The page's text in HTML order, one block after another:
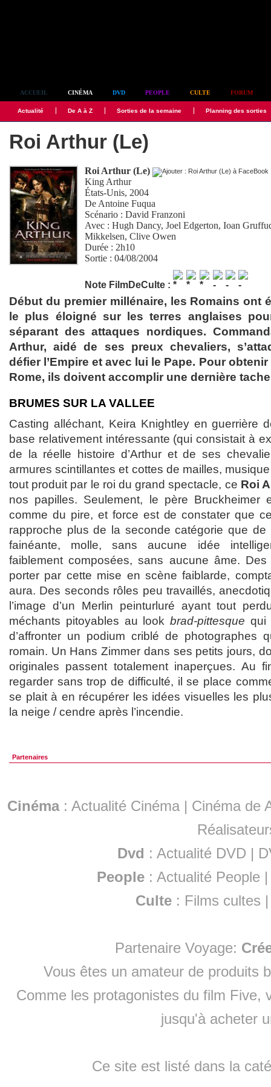
ACCUEIL CINÉMA DVD PEOPLE CULTE FORUM
Actualité De A à Z Sorties de la semaine Planning des sorties
Roi Arthur (Le)
Roi Arthur (Le)
King Arthur
États-Unis, 2004
De Antoine Fuqua
Scénario :David Franzoni
Avec :Hugh Dancy,Joel Edgerton,Ioan
Mikkelsen,Clive Owen
Durée : 2h10
Sortie : 04/08/2004
Note FilmDeCulte :
Début du premier millénaire, les Romains ont
le plus éloigné sur les terres anglaises
séparant des attaques nordiques.
Arthur, aidé de ses preux chevaliers,
défier l’Empire et avec lui le Pape. Pour
Rome, ils doivent accomplir une dernière
BRUMES SUR LA VALLEE
Casting alléchant, Keira Knightley en guerrière
base relativement intéressante (qui consistait à
de la réelle histoire d’Arthur et de ses
armures scintillantes et cottes de mailles,
tout produit par le roi du grand spectacle, ce Roi
nos papilles. Seulement, le père Bruckheimer
comme du pire, et force est de constater que
rapproche plus de la seconde catégorie que de
fainéante, molle, sans aucune idée
faiblement composées, sans aucune âme.
porter par cette mise en scène faiblarde,
aura. Des seconds rôles peu travaillés,
l’image d’un Merlin peinturluré ayant tout
méchants pitoyables au lookbrad-pittesque qui
d’affronter un podium criblé de photographes
romain. Un Hans Zimmer dans ses petits jours,
originales passent totalement inaperçues. Au
regarder sans trop de difficulté, il se place
se plait à en récupérer les idées visuelles les
la neige / cendre après l’incendie.
Partenaires
Cinéma: Actualité Cinéma | Cinéma de
Dvd : Actualité DVD |
People :Actualité People
Culte : Films cultes
Partenaire Voyage:
Vous êtes un amateur de produits
Comme les protagonistes du film Five,
jusqu'à acheter
Ce site est listé dans la